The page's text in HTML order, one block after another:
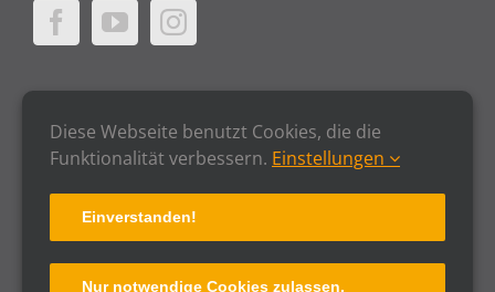
Diese Webseite benutzt Cookies, die die
Funktionalität verbessern. Einstellungen
Einverstanden!
Nur notwendige Cookies zulassen.